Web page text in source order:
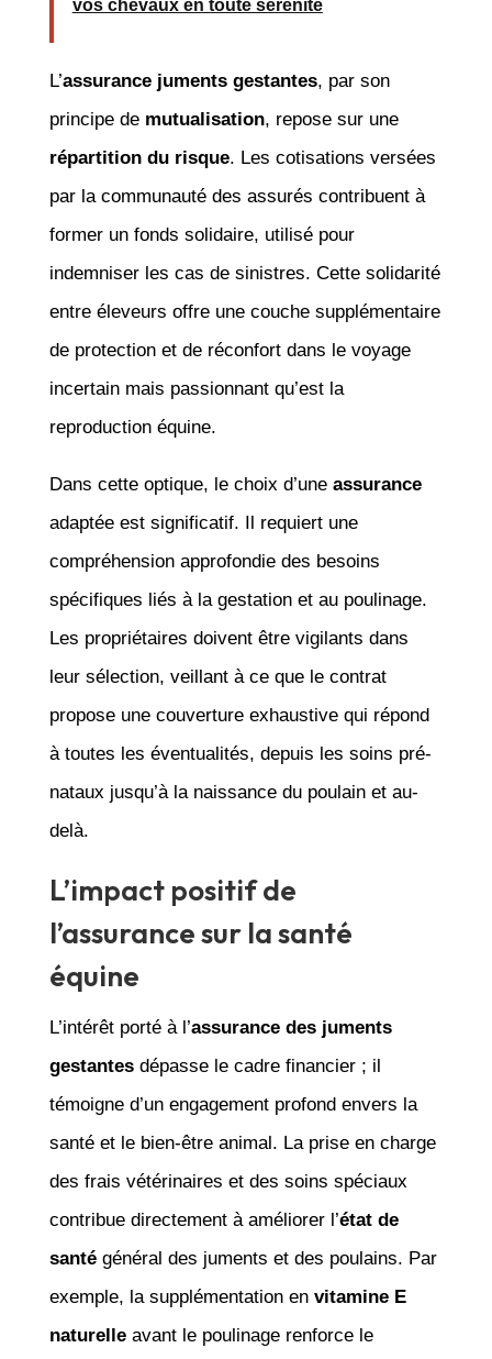
vos chevaux en toute sérénité
L’assurance juments gestantes, par son
principe de mutualisation, repose sur une
répartition du risque. Les cotisations versées
par la communauté des assurés contribuent à
former un fonds solidaire, utilisé pour
indemniser les cas de sinistres. Cette solidarité
entre éleveurs offre une couche supplémentaire
de protection et de réconfort dans le voyage
incertain mais passionnant qu’est la
reproduction équine.
Dans cette optique, le choix d’une assurance
adaptée est significatif. Il requiert une
compréhension approfondie des besoins
spécifiques liés à la gestation et au poulinage.
Les propriétaires doivent être vigilants dans
leur sélection, veillant à ce que le contrat
propose une couverture exhaustive qui répond
à toutes les éventualités, depuis les soins pré-
nataux jusqu’à la naissance du poulain et au-
delà.
L’impact positif de
l’assurance sur la santé
équine
L’intérêt porté à l’assurance des juments
gestantesdépasse le cadre financier ; il
témoigne d’un engagement profond envers la
santé et le bien-être animal. La prise en charge
des frais vétérinaires et des soins spéciaux
contribue directement à améliorer l’état de
santégénéral des juments et des poulains. Par
exemple, la supplémentation en vitamine E
naturelleavant le poulinage renforce le